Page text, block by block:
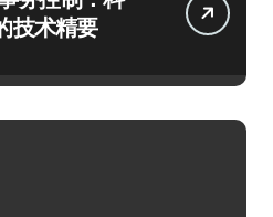
技术精要